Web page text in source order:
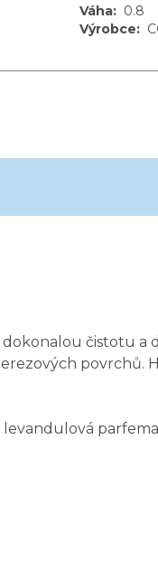
Váha: 0.8
Výrobce:
čistotu
povrchů.